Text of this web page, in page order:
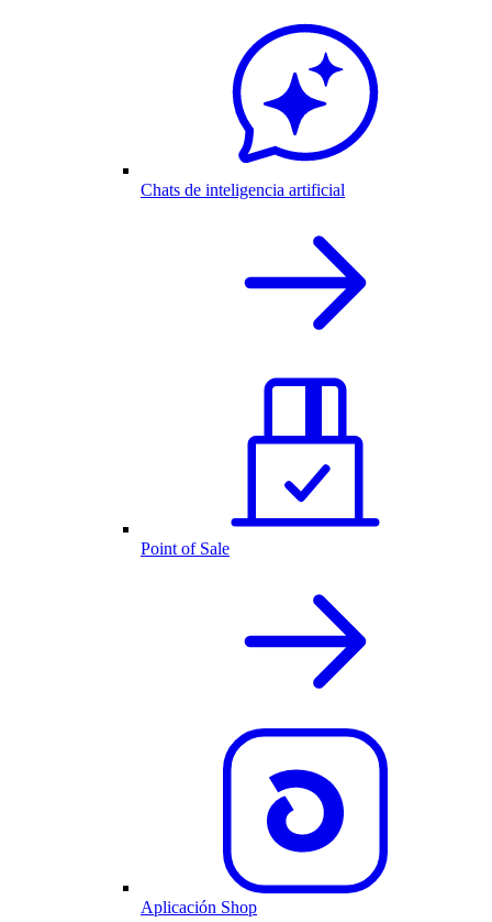
Chats de inteligencia artificial
Point of Sale
Aplicación Shop